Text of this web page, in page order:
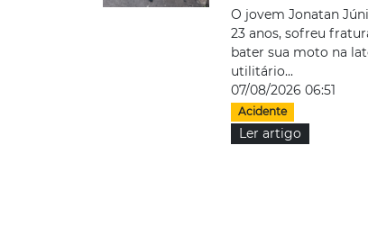
O jovem Jonatan
23 anos, sofreu
bater sua moto na
utilitário...
07/08/2026 06:51
Acidente
Ler artigo